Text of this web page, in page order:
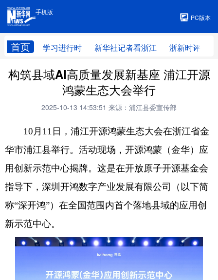
手机版
PC版本
首页 学习进行时 新华社记者看浙江 浙新时评
手机版
构筑县域AI高质量发展新基座 浦江开源
鸿蒙生态大会举行
2025-10-13 14:53:51 来源：浦江县委宣传部
10月11日，浦江开源鸿蒙生态大会在浙江省金
华市浦江县举行。活动现场，开源鸿蒙（金华）应
用创新示范中心揭牌。这是在开放原子开源基金会
指导下，深圳开鸿数字产业发展有限公司（以下简
称“深开鸿”）在全国范围内首个落地县域的应用创
新示范中心。